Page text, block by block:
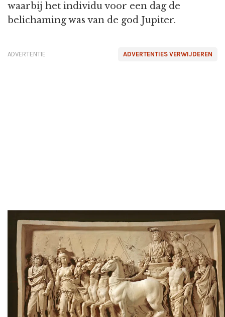
waarbij het individu voor een dag de
belichaming was van de god Jupiter.
ADVERTENTIES VERWIJDEREN
ADVERTENTIE